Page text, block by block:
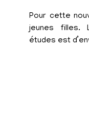
Pour cette
jeunes filles.
études est